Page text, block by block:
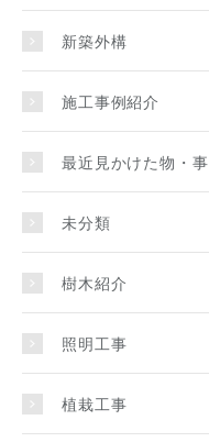
新築外構
施工事例紹介
最近見かけた物・事
未分類
樹木紹介
照明工事
植栽工事